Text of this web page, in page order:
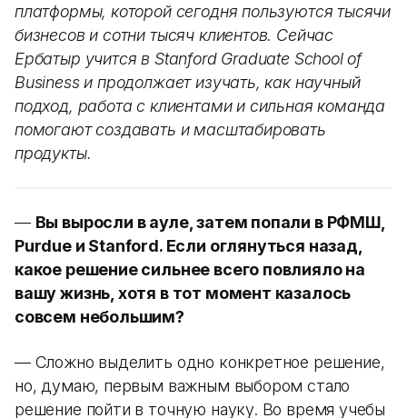
платформы, которой сегодня пользуются тысячи
бизнесов и сотни тысяч клиентов. Сейчас
Ербатыр учится в Stanford Graduate School of
Business и продолжает изучать, как научный
подход, работа с клиентами и сильная команда
помогают создавать и масштабировать
продукты.
— Вы выросли в ауле, затем попали в РФМШ,
Purdue и Stanford. Если оглянуться назад,
какое решение сильнее всего повлияло на
вашу жизнь, хотя в тот момент казалось
совсем небольшим?
— Сложно выделить одно конкретное решение,
но, думаю, первым важным выбором стало
решение пойти в точную науку. Во время учебы